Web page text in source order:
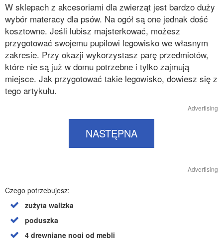
W sklepach z akcesoriami dla zwierząt jest bardzo duży
wybór materacy dla psów. Na ogół są one jednak dość
kosztowne. Jeśli lubisz majsterkować, możesz
przygotować swojemu pupilowi legowisko we własnym
zakresie. Przy okazji wykorzystasz parę przedmiotów,
które nie są już w domu potrzebne i tylko zajmują
miejsce. Jak przygotować takie legowisko, dowiesz się z
tego artykułu.
Advertising
NASTĘPNA
Advertising
Czego potrzebujesz:
zużyta walizka
poduszka
4 drewniane nogi od mebli